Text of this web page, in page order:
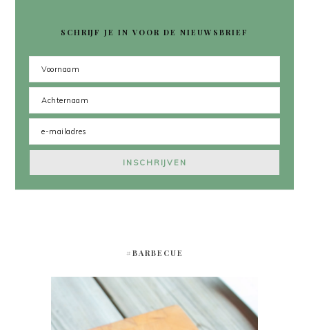
SCHRIJF JE IN VOOR DE NIEUWSBRIEF
#BARBECUE